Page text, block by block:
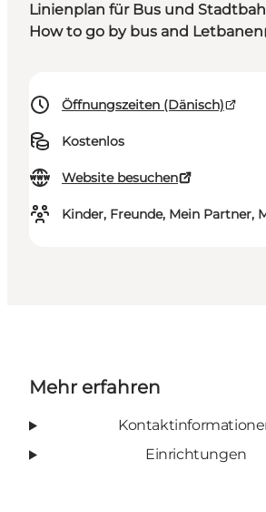
Linienplan für Bus und
How to go by bus and Letbanen
Öffnungszeiten (Dänisch)
Kostenlos
Website besuchen
Kinder, Freunde, Mein Partner,
Mehr erfahren
Einrichtungen